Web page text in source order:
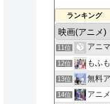
ランキング
ダソヌ
10位 無料
11位 アニ
12位 もふ
13位 無料
14位 アニ